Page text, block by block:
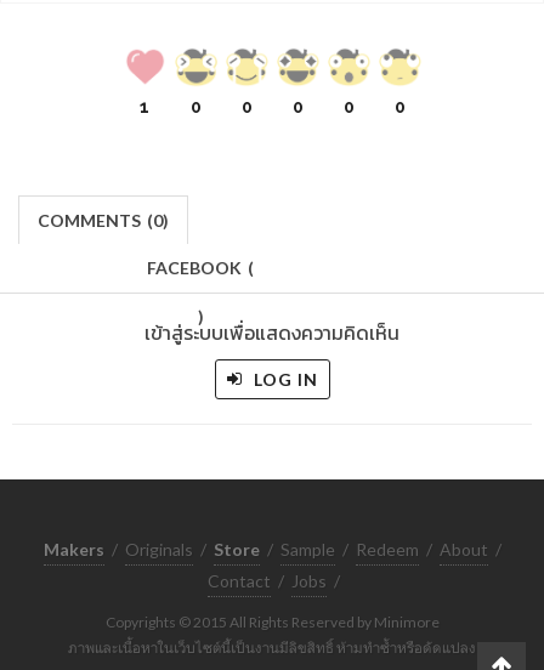
1 0 0 0 0 0
COMMENTS (0)
FACEBOOK (
)
เข้าสู่ระบบเพื่อแสดงความคิดเห็น
LOG IN
Makers / Originals / Store / Sample / Redeem / About /
Contact / Jobs /
Copyrights © 2015 All Rights Reserved by Minimore
ภาพและเนื้อหาในเว็บไซต์นี้เป็นงานมีลิขสิทธิ์ ห้ามทำซ้ำหรือดัดแปลง